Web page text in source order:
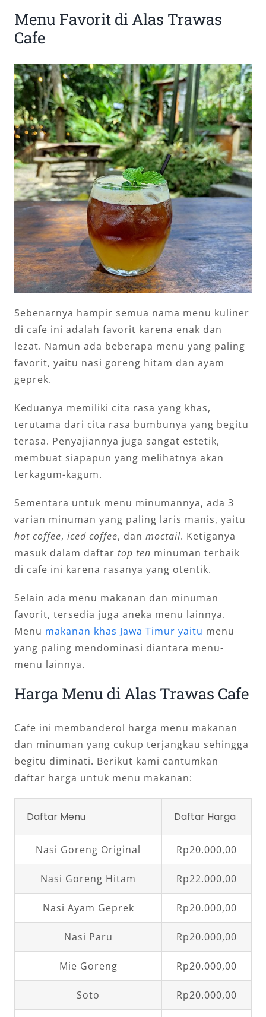
Menu Favorit di Alas Trawas
Cafe
Sebenarnya hampir semua nama menu kuliner
di cafe ini adalah favorit karena enak dan
lezat. Namun ada beberapa menu yang paling
favorit, yaitu nasi goreng hitam dan ayam
geprek.
Keduanya memiliki cita rasa yang khas,
terutama dari cita rasa bumbunya yang begitu
terasa. Penyajiannya juga sangat estetik,
membuat siapapun yang melihatnya akan
terkagum-kagum.
Sementara untuk menu minumannya, ada 3
varian minuman yang paling laris manis, yaitu
hot coffee, iced coffee, dan moctail. Ketiganya
masuk dalam daftar top ten minuman terbaik
di cafe ini karena rasanya yang otentik.
Selain ada menu makanan dan minuman
favorit, tersedia juga aneka menu lainnya.
Menu makanan khas Jawa Timur yaitu menu
yang paling mendominasi diantara menu-
menu lainnya.
Harga Menu di Alas Trawas Cafe
Cafe ini membanderol harga menu makanan
dan minuman yang cukup terjangkau sehingga
begitu diminati. Berikut kami cantumkan
daftar harga untuk menu makanan:
Daftar Menu Daftar Harga
Nasi Goreng Original Rp20.000,00
Nasi Goreng Hitam Rp22.000,00
Nasi Ayam Geprek Rp20.000,00
Nasi Paru Rp20.000,00
Mie Goreng Rp20.000,00
Soto Rp20.000,00